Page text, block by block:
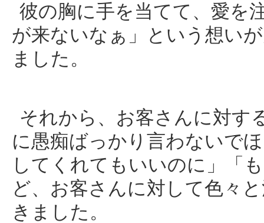
彼の胸に手を当てて、愛を
が来ないなぁ」という想い
ました。
それから、お客さんに対す
に愚痴ばっかり言わないで
してくれてもいいのに」「
ど、お客さんに対して色々
きました。